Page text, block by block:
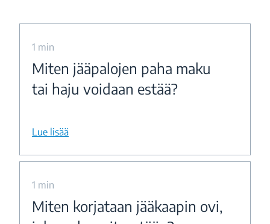
1 min
Miten jääpalojen paha maku
tai haju voidaan estää?
Lue lisää
1 min
Miten korjataan jääkaapin ovi,